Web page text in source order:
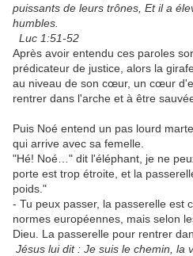
puissants de leurs trônes, Et il a
Luc 1:51-52
Après avoir entendu ces paroles
prédicateur de justice, alors la
au niveau de son cœur, un cœur
rentrer dans l'arche et à être
Puis Noé entend un pas lourd
qui arrive avec sa femelle.
"Hé! Noé…" dit l'éléphant, je ne
porte est trop étroite, et la
poids."
- Tu peux passer, la passerelle est
normes européennes, mais selon
Dieu. La passerelle pour rentrer
Jésus lui dit : Je suis le chemin, la